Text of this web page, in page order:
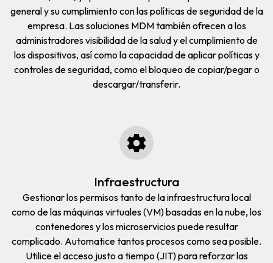
general y su cumplimiento con las políticas de seguridad de la
empresa. Las soluciones MDM también ofrecen a los
administradores visibilidad de la salud y el cumplimiento de
los dispositivos, así como la capacidad de aplicar políticas y
controles de seguridad, como el bloqueo de copiar/pegar o
descargar/transferir.
Infraestructura
Gestionar los permisos tanto de la infraestructura local
como de las máquinas virtuales (VM) basadas en la nube, los
contenedores y los microservicios puede resultar
complicado. Automatice tantos procesos como sea posible.
Utilice el acceso justo a tiempo (JIT) para reforzar las